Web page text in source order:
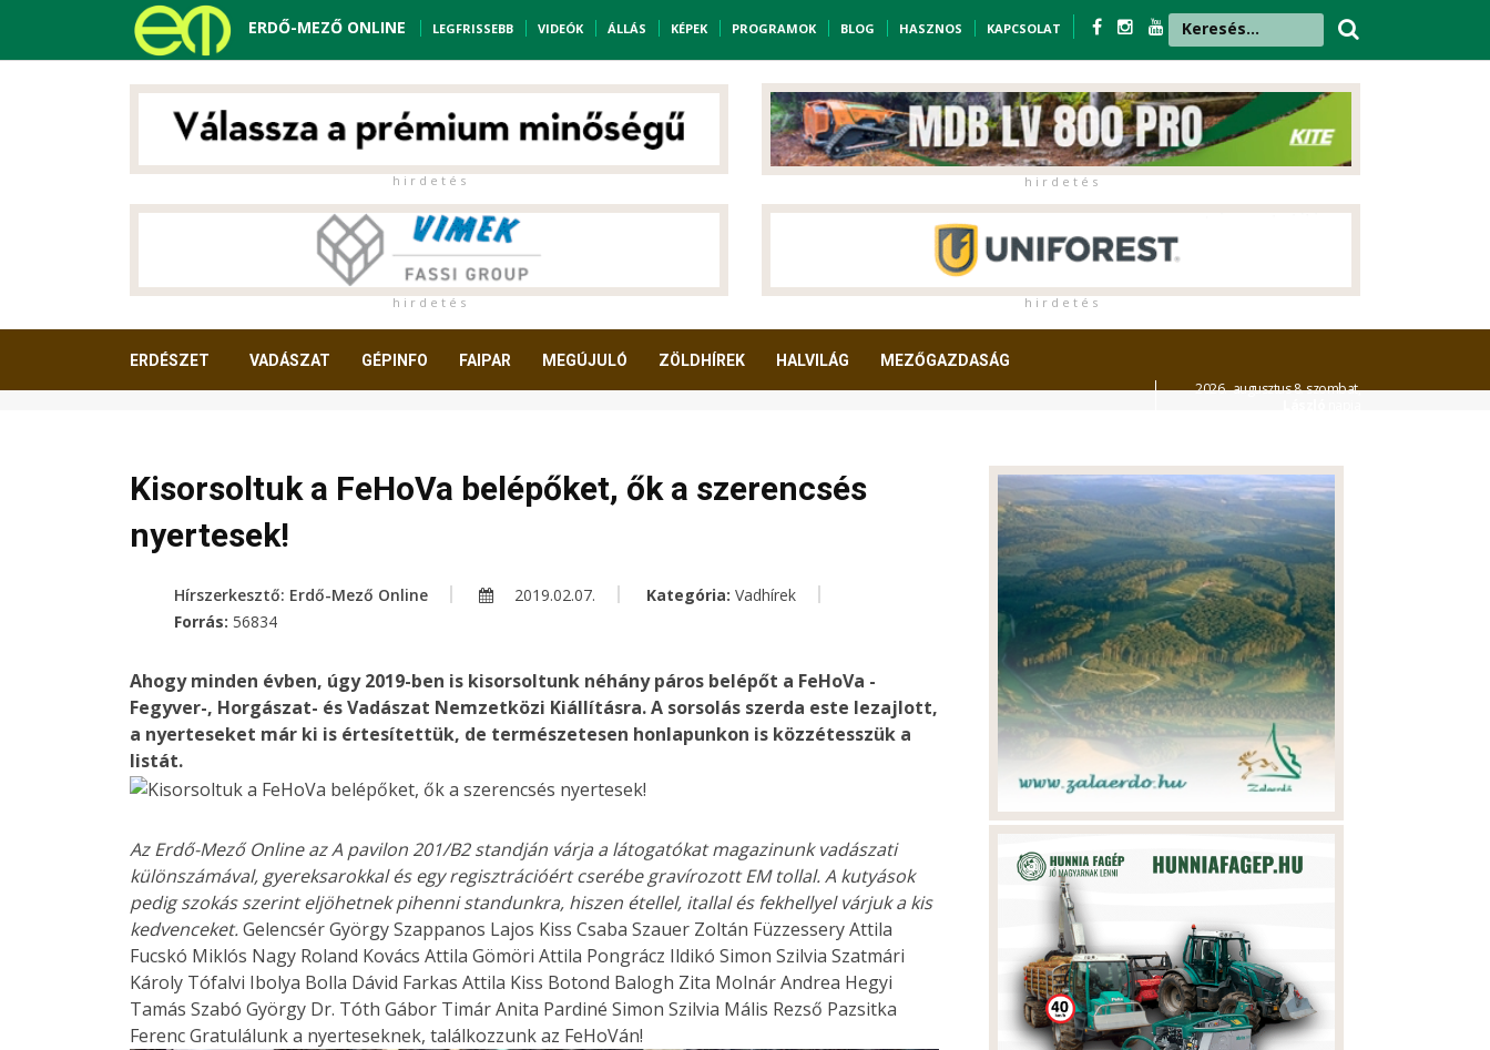
ERDŐ-MEZŐ ONLINE LEGFRISSEBB VIDEÓK ÁLLÁS KÉPEK PROGRAMOK BLOG HASZNOS KAPCSOLAT
h i r d e t é s h i r d e t é s
h i r d e t é s h i r d e t é s
ERDÉSZET VADÁSZAT GÉPINFO FAIPAR MEGÚJULÓ ZÖLDHÍREK HALVILÁG MEZŐGAZDASÁG
2026. augusztus 8. szombat,
Kisorsoltuk a FeHoVa belépőket, ők a szerencsés
nyertesek!
Hírszerkesztő: Erdő-Mező Online 2019.02.07. Kategória: Vadhírek
Forrás: 56834
Ahogy minden évben, úgy 2019-ben is kisorsoltunk néhány páros belépőt a FeHoVa -
Fegyver-, Horgászat- és Vadászat Nemzetközi Kiállításra. A sorsolás szerda este lezajlott,
a nyerteseket már ki is értesítettük, de természetesen honlapunkon is közzétesszük a
listát.
Az Erdő-Mező Online az A pavilon 201/B2 standján várja a látogatókat magazinunk vadászati
különszámával, gyereksarokkal és egy regisztrációért cserébe gravírozott EM tollal. A kutyások
pedig szokás szerint eljöhetnek pihenni standunkra, hiszen étellel, itallal és fekhellyel várjuk a kis
kedvenceket.Gelencsér György Szappanos Lajos Kiss Csaba Szauer Zoltán Füzzessery Attila
Fucskó Miklós Nagy Roland Kovács Attila Gömöri Attila Pongrácz Ildikó Simon Szilvia Szatmári
Károly Tófalvi Ibolya Bolla Dávid Farkas Attila Kiss Botond Balogh Zita Molnár Andrea Hegyi
Tamás Szabó György Dr. Tóth Gábor Timár Anita Pardiné Simon Szilvia Mális Rezső Pazsitka
Ferenc Gratulálunk a nyerteseknek, találkozzunk az FeHoVán!